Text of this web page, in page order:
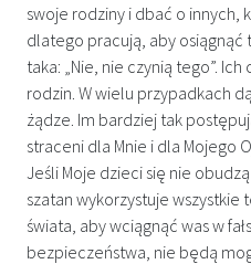
swoje rodziny i dbać o innych,
dlatego pracują, aby osiągnąć
taka: „Nie, nie czynią tego”.
rodzin. W wielu przypadkach
żądze. Im bardziej tak
straceni dla Mnie i dla Mojego
Jeśli Moje dzieci się nie
szatan wykorzystuje
świata, aby wciągnąć was w
bezpieczeństwa, nie będą